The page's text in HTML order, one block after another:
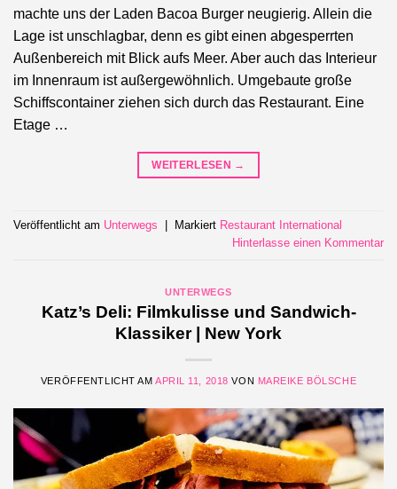
machte uns der Laden Bacoa Burger neugierig. Allein die
Lage ist unschlagbar, denn es gibt einen abgesperrten
Außenbereich mit Blick aufs Meer. Aber auch das Interieur
im Innenraum ist außergewöhnlich. Umgebaute große
Schiffscontainer ziehen sich durch das Restaurant. Eine
Etage …
WEITERLESEN →
Veröffentlicht am Unterwegs Markiert Restaurant International
Hinterlasse einen Kommentar
UNTERWEGS
Katz’s Deli: Filmkulisse und Sandwich-
Klassiker | New York
VERÖFFENTLICHT AMAPRIL 11, 2018 VON MAREIKE BÖLSCHE